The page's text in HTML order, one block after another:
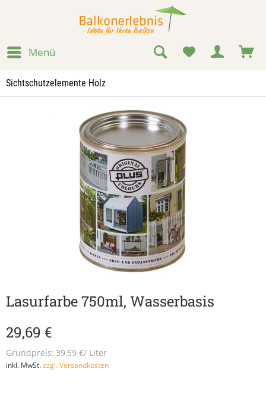
Menü
Sichtschutzelemente Holz
Lasurfarbe 750ml, Wasserbasis
29,69 €
Grundpreis: 39,59 €/ Liter
inkl. MwSt.zzgl. Versandkosten